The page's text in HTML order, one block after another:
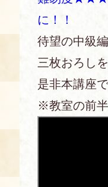
あじ
京の
に！！
待望の中級
三枚おろし
是非本講座
※教室の前